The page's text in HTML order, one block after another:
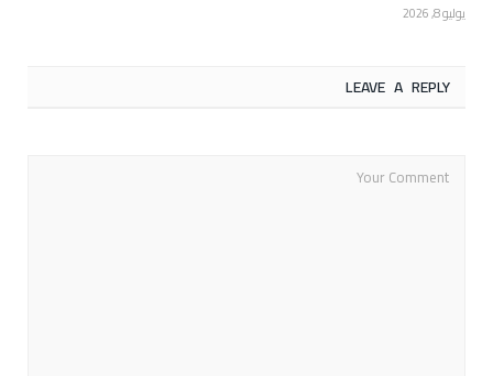
يوليو 8, 2026
LEAVE A REPLY